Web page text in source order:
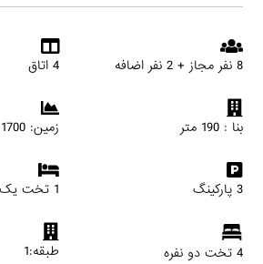
8 نفر مجاز + 2 نفر اضافه 4 اتاق
بنا : 190 متر زمین: 1700 متر
3 پارکینگ 1 تخت یک نفره
4 تخت دو نفره طبقه:1